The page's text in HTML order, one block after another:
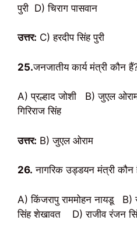
पुरी D) चिराग पासवान
उत्तर: C) हरदीप सिंह पुरी
25.जनजातीय कार्य मंत्री कौन
A) प्रल्हाद जोशी B) जुएल
गिरिराज सिंह
उत्तर: B) जुएल ओराम
26. नागरिक उड्डयन मंत्री कौन
A) किंजरापु राममोहन नायडू B)
सिंह शेखावत D) राजीव रंजन